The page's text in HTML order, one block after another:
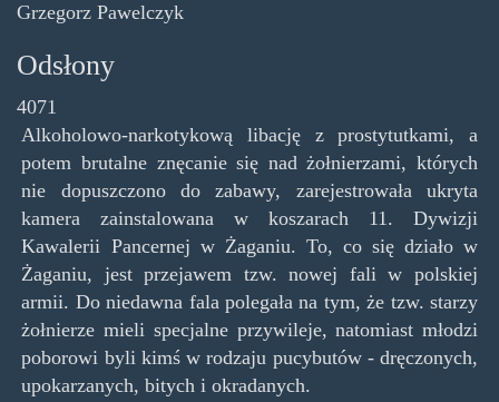
Grzegorz Pawelczyk
Odsłony
4071
Alkoholowo-narkotykową libację z prostytutkami, a
potem brutalne znęcanie się nad żołnierzami, których
nie dopuszczono do zabawy, zarejestrowała ukryta
kamera zainstalowana w koszarach 11. Dywizji
Kawalerii Pancernej w Żaganiu. To, co się działo w
Żaganiu, jest przejawem tzw. nowej fali w polskiej
armii. Do niedawna fala polegała na tym, że tzw. starzy
żołnierze mieli specjalne przywileje, natomiast młodzi
poborowi byli kimś w rodzaju pucybutów - dręczonych,
upokarzanych, bitych i okradanych.